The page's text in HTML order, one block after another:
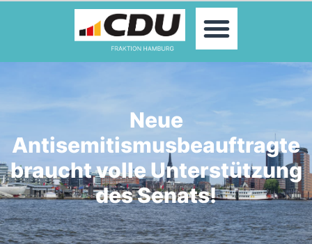
Neue
Antisemitismusbeauftragte
braucht volle Unterstützung
des Senats!
MOIN!
ABGEORDNETE
KONTAKT